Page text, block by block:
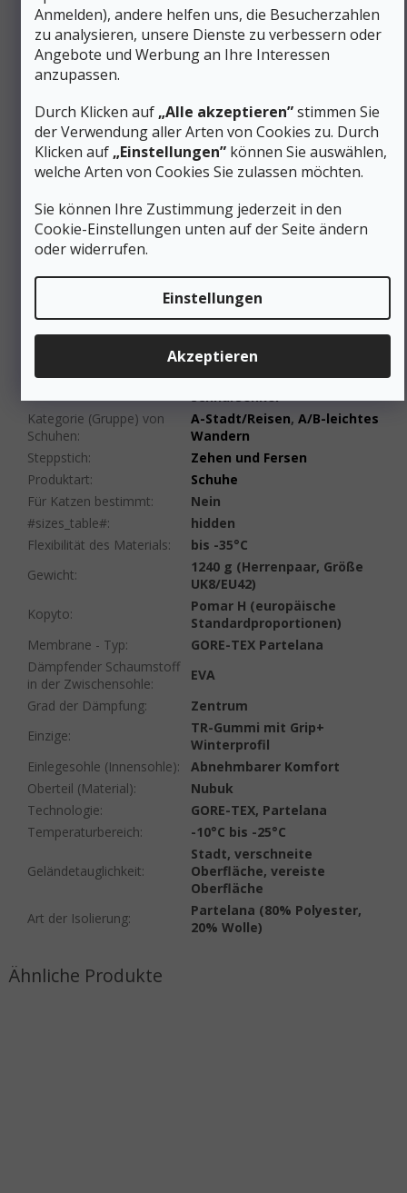
Anmelden), andere helfen uns, die Besucherzahlen
zu analysieren, unsere Dienste zu verbessern oder
Angebote und Werbung an Ihre Interessen
anzupassen.
Durch Klicken auf „Alle akzeptieren”stimmen Sie
der Verwendung aller Arten von Cookies zu. Durch
Klicken auf „Einstellungen” können Sie auswählen,
welche Arten von Cookies Sie zulassen möchten.
Sie können Ihre Zustimmung jederzeit in den
Cookie-Einstellungen unten auf der Seite ändern
oder widerrufen.
Einstellungen
Akzeptieren
Gut durchdachte Pomar-Winterstiefel mit durchdachter
Ergonomie und angemessener Fußunterstützung sorgen
für komfortable Bewegung, auch wenn sie den ganzen Tag
in der kalten Stadt oder auf leichten Winterwanderungen
Zusätzliche Parameter
Kategorie :
Winterstiefel für Herren
Geschlecht:
Männer
Schuhhöhe:
Mittel (Mid)
Material:
Schuhweite:
Normal
(Wasserfestigkeit):
GORE-TEX,
(Wasserfestigkeit)
Farbe:
Braun
991 bis 1250 g
Seitlicher Reißverschluss,
Schnürsenkel
Kategorie (Gruppe) von
Schuhen:
A-Stadt/Reisen, A/B-leichtes
Wandern
Steppstich:
Zehen und Fersen
Produktart:
Schuhe
Für Katzen bestimmt:
Nein
#sizes_table#:
hidden
Flexibilität des Materials:
bis -35°C
Gewicht:
1240 g (Herrenpaar, Größe
UK8/EU42)
Kopyto:
Pomar H (europäische
Standardproportionen)
Membrane - Typ:
GORE-TEX Partelana
Dämpfender Schaumstoff
in der Zwischensohle:
EVA
Grad der Dämpfung:
Zentrum
Einzige:
TR-Gummi mit Grip+
Winterprofil
Einlegesohle (Innensohle):
Abnehmbarer Komfort
Oberteil (Material):
Nubuk
Technologie:
GORE-TEX, Partelana
Temperaturbereich: -10°C bis -25°C
Geländetauglichkeit:
Stadt, verschneite
Oberfläche, vereiste
Oberfläche
Art der Isolierung:
Partelana (80% Polyester,
20% Wolle)